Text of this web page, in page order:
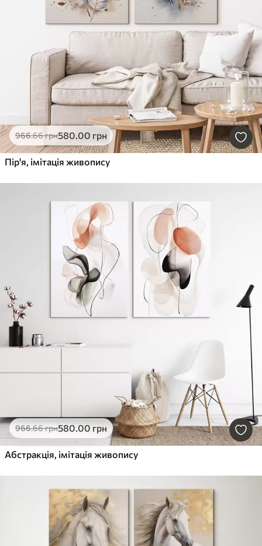
966.66грн580.00 грн
Пір'я, імітація живопису
966.66грн580.00 грн
Абстракція, імітація живопису